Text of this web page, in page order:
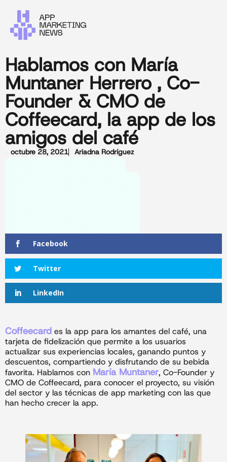
Hablamos con María
Muntaner Herrero , Co-
Founder & CMO de
Coffeecard, la app de los
amigos del café
octubre 28, 2021 Ariadna Rodríguez
Facebook
Twitter
LinkedIn
Coffeecard es la app para los amantes del café, una
tarjeta de fidelización que permite a los usuarios
actualizar sus experiencias locales, ganando puntos y
descuentos, compartiendo y disfrutando de su bebida
favorita. Hablamos con María Muntaner, Co-Founder y
CMO de Coffeecard, para conocer el proyecto, su visión
del sector y las técnicas de app marketing con las que
han hecho crecer la app.